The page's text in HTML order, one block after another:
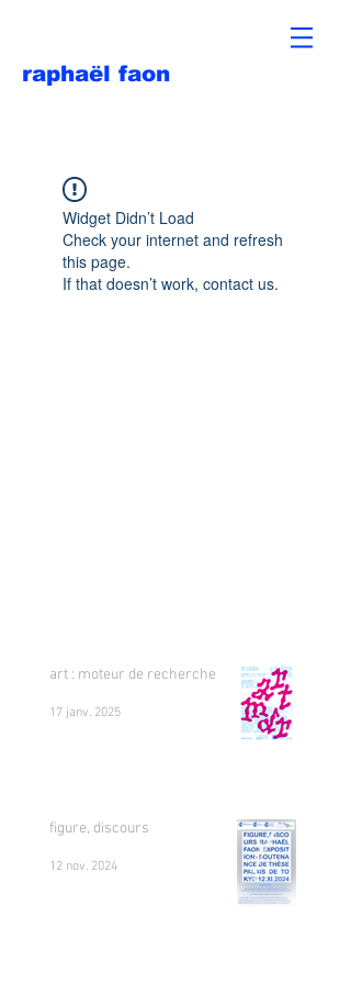
raphaël faon
Widget Didn’t Load
Check your internet and refresh
this page.
If that doesn’t work, contact us.
art : moteur de recherche
17 janv. 2025
figure, discours
12 nov. 2024